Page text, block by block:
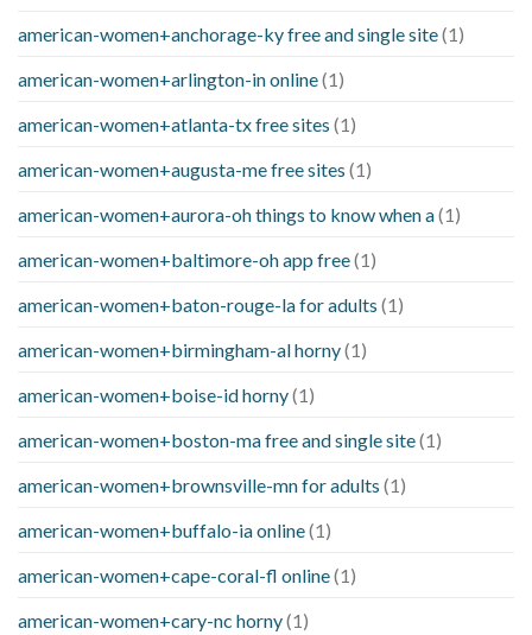
american-women+anchorage-ky free and single site(1)
american-women+arlington-in online(1)
american-women+atlanta-tx free sites (1)
american-women+augusta-me free sites (1)
american-women+aurora-oh things to know when a(1)
american-women+baltimore-oh app free(1)
american-women+baton-rouge-la for adults (1)
american-women+birmingham-al horny(1)
american-women+boise-id horny(1)
american-women+boston-ma free and single site(1)
american-women+brownsville-mn for adults (1)
american-women+buffalo-ia online(1)
american-women+cape-coral-fl online(1)
american-women+cary-nc horny(1)